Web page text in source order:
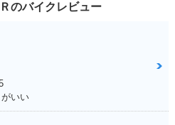
のバイクレビュー
いい